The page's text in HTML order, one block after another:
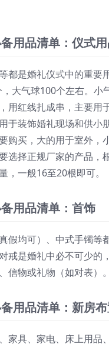
用品清单：仪式
都是婚礼仪式中的重要
大气球100个左右。小
用红线扎成串，主要用
于装饰婚礼现场和供小
购买，大的用于室外，
选择正规厂家的产品，
，一般16至20根即可。
用品清单：首饰
假均可）、中式手镯等
戒是婚礼中必不可少的
信物或礼物（如对表）。
用品清单：新房
家具、家电、床上用品